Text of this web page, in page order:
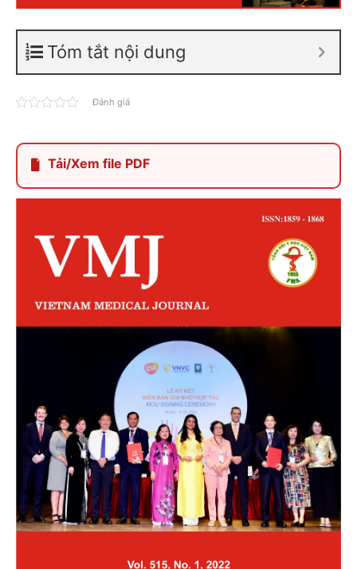
Tóm tắt nội dung
Đánh giá
Tải/Xem file PDF